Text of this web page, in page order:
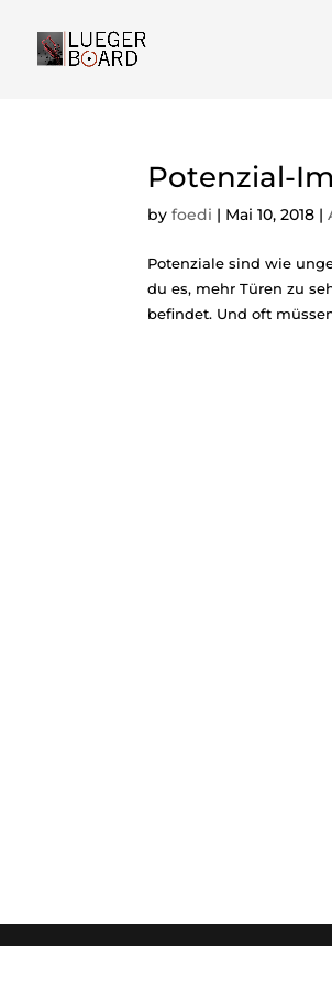
Potenzial-
byfoedi | Mai 10, 2018 |
Potenziale sind wie
du es, mehr Türen zu
befindet. Und oft